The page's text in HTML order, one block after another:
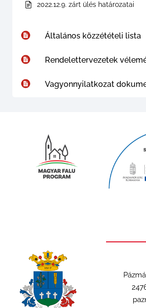
2022.12.9. zárt ülés határozatai
Általános közzétételi lista
Rendelettervezetek
Vagyonnyilatkozat